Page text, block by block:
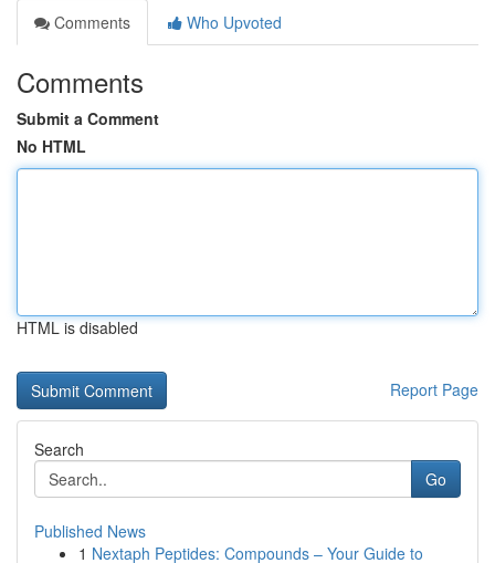
Comments
Who Upvoted
Comments
Submit a Comment
No HTML
HTML is disabled
Report Page
Search
Go
Published News
1 Nextaph Peptides: Compounds – Your Guide to